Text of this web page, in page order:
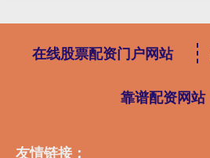
在线股票配资门户网站
靠谱配资网站
友情链接：